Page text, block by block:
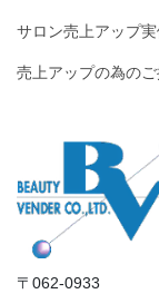
サロン売上アップ実
売上アップの為の
〒062-0933